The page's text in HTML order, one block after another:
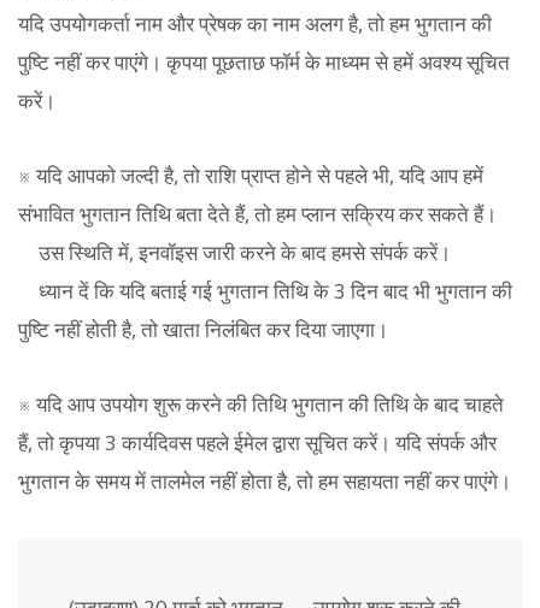
यदि उपयोगकर्ता नाम और प्रेषक का नाम अलग है, तो हम भुगतान की
पुष्टि नहीं कर पाएंगे। कृपया पूछताछ फॉर्म के माध्यम से हमें अवश्य सूचित
करें।
※ यदि आपको जल्दी है, तो राशि प्राप्त होने से पहले भी, यदि आप हमें
संभावित भुगतान तिथि बता देते हैं, तो हम प्लान सक्रिय कर सकते हैं।
उस स्थिति में, इनवॉइस जारी करने के बाद हमसे संपर्क करें।
ध्यान दें कि यदि बताई गई भुगतान तिथि के 3 दिन बाद भी भुगतान की
पुष्टि नहीं होती है, तो खाता निलंबित कर दिया जाएगा।
※ यदि आप उपयोग शुरू करने की तिथि भुगतान की तिथि के बाद चाहते
हैं, तो कृपया 3 कार्यदिवस पहले ईमेल द्वारा सूचित करें। यदि संपर्क और
भुगतान के समय में तालमेल नहीं होता है, तो हम सहायता नहीं कर पाएंगे।